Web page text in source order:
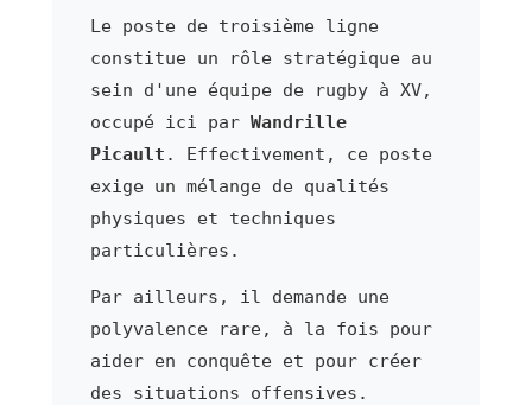
Le poste de troisième ligne
constitue un rôle stratégique au
sein d'une équipe de rugby à XV,
occupé ici par Wandrille
Picault . Effectivement, ce poste
exige un mélange de qualités
physiques et techniques
particulières.
Par ailleurs, il demande une
polyvalence rare, à la fois pour
aider en conquête et pour créer
des situations offensives.